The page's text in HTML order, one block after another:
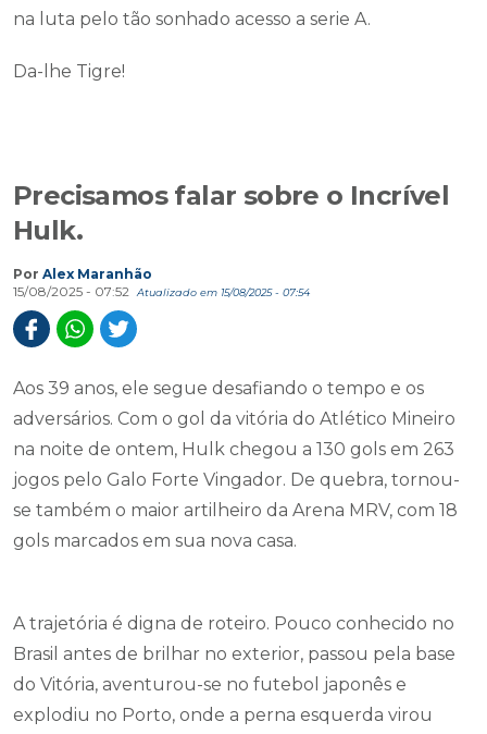
na luta pelo tão sonhado acesso a serie A.
Da-lhe Tigre!
Precisamos falar sobre o Incrível
Hulk.
Por Alex Maranhão
15/08/2025 - 07:52
Atualizado em 15/08/2025 - 07:54
Aos 39 anos, ele segue desafiando o tempo e os
adversários. Com o gol da vitória do Atlético Mineiro
na noite de ontem, Hulk chegou a 130 gols em 263
jogos pelo Galo Forte Vingador. De quebra, tornou-
se também o maior artilheiro da Arena MRV, com 18
gols marcados em sua nova casa.
A trajetória é digna de roteiro. Pouco conhecido no
Brasil antes de brilhar no exterior, passou pela base
do Vitória, aventurou-se no futebol japonês e
explodiu no Porto, onde a perna esquerda virou